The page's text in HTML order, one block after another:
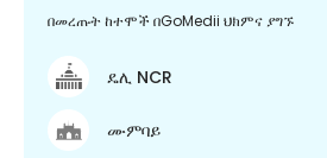
በመረጡት ከተሞች በGoMedii ህክምና ያግኙ
ዴሊ NCR
ሙምባይ